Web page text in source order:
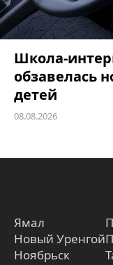
Школа-
обзавелась
детей
08.08.2026
Ямал
Новый Уренгой
Ноябрьск